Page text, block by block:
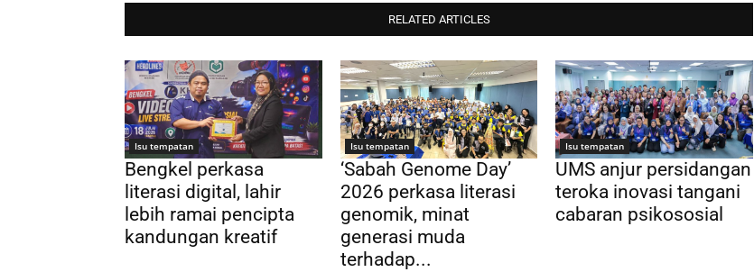
RELATED ARTICLES
Isu tempatan
Bengkel perkasa
literasi digital, lahir
lebih ramai pencipta
kandungan kreatif
Isu tempatan
‘Sabah Genome Day’
2026 perkasa literasi
genomik, minat
generasi muda
terhadap...
Isu tempatan
UMS anjur persidangan
teroka inovasi tangani
cabaran psikososial